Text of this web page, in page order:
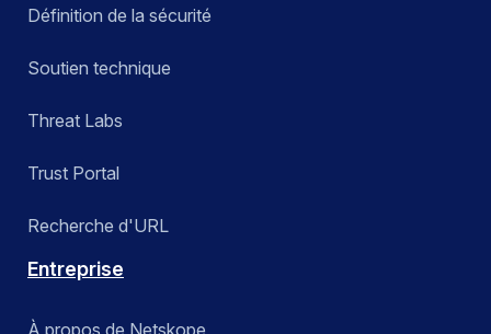
Définition de la sécurité
Soutien technique
Threat Labs
Trust Portal
Recherche d'URL
Entreprise